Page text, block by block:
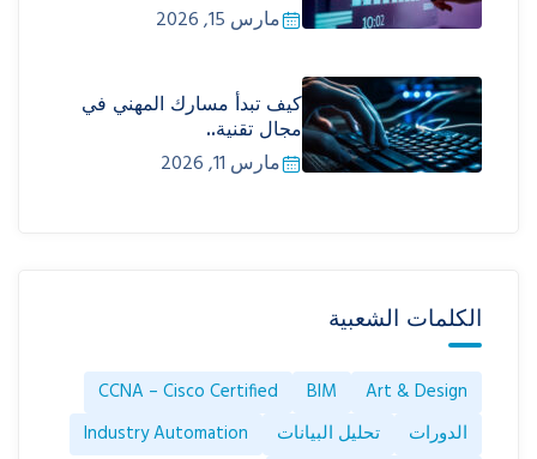
مارس 15, 2026
كيف تبدأ مسارك المهني في
مجال تقنية..
مارس 11, 2026
الكلمات الشعبية
Art & Design
BIM
CCNA – Cisco Certified
الدورات
تحليل البيانات
Industry Automation